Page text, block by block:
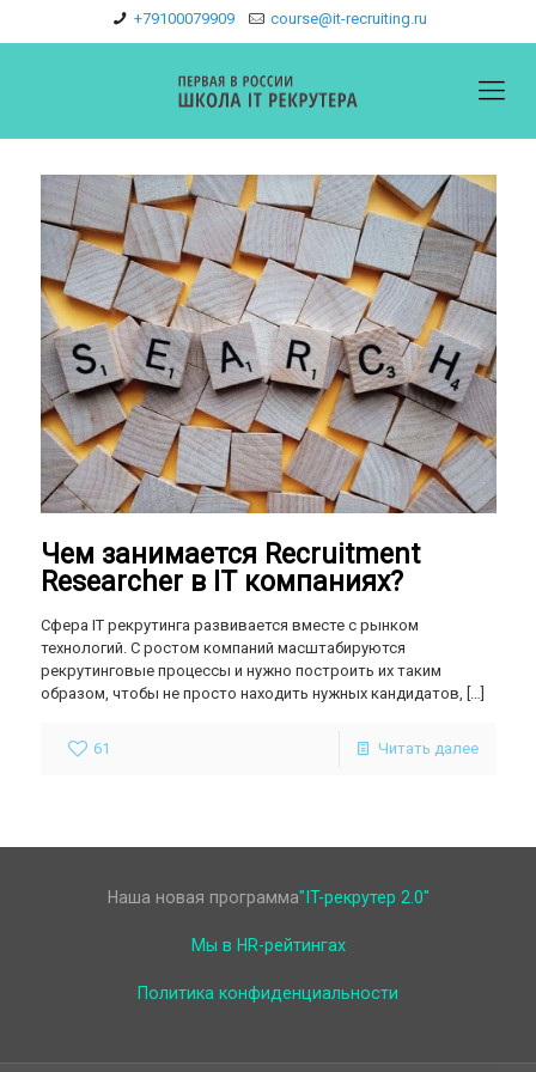
+79100079909 course@it-recruiting.ru
Чем занимается Recruitment
Researcher в IT компаниях?
Сфера IT рекрутинга развивается вместе с рынком
технологий. С ростом компаний масштабируются
рекрутинговые процессы и нужно построить их таким
образом, чтобы не просто находить нужных кандидатов,
61 Читать далее
Наша новая программа"IT-рекрутер 2.0"
Мы в HR-рейтингах
Политика конфиденциальности